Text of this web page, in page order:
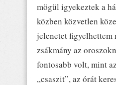
mögül igyekeztek a
közben közvetlen
jelenetet figyelhettem
zsákmány az
fontosabb volt, mint
„csaszit”, az órát